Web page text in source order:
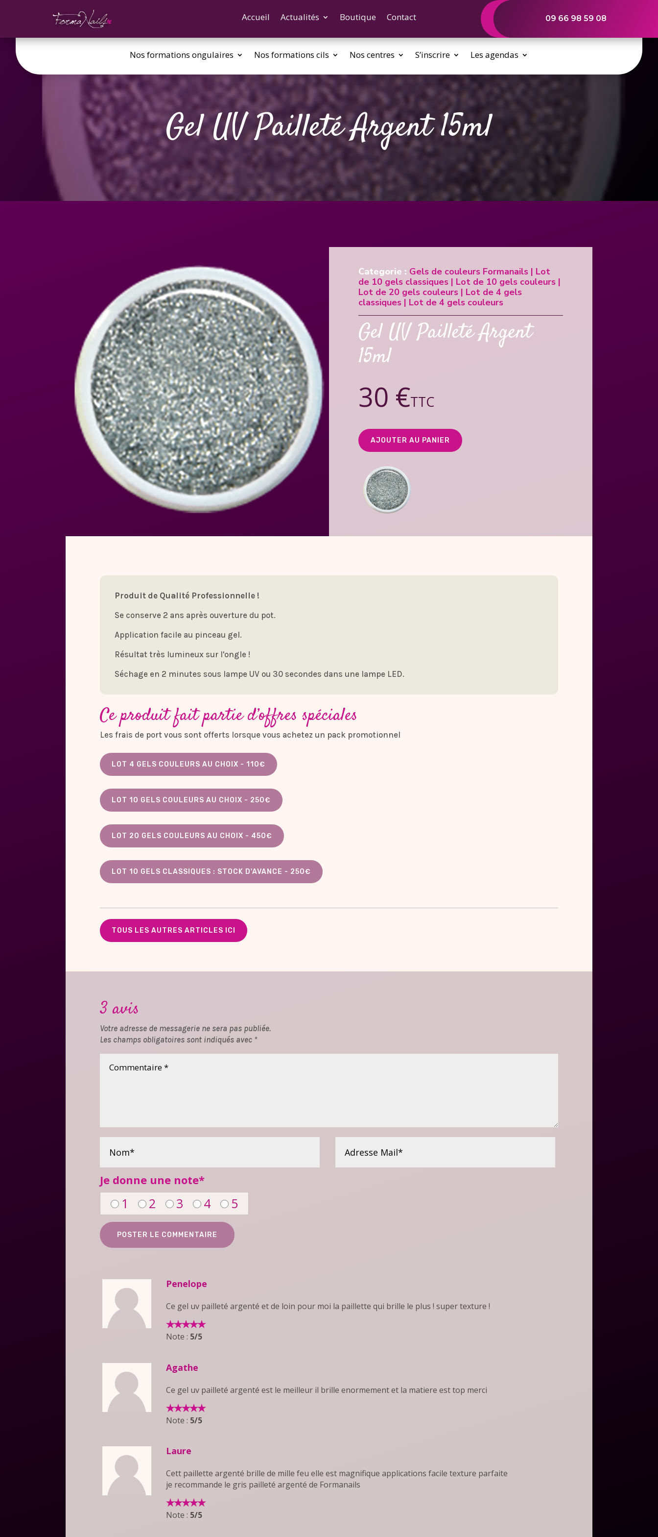
Accueil Actualités Boutique Contact 09 66 98 59 08
Nos formations ongulaires Nos formations cils Nos centres S’inscrire Les agendas
Gel UV Pailleté Argent 15ml
Categorie : Gels de couleurs Formanails | Lot
de 10 gels classiques | Lot de 10 gels couleurs |
Lot de 20 gels couleurs | Lot de 4 gels
classiques | Lot de 4 gels couleurs
Gel UV Pailleté Argent
15ml
30 €TTC
Produit de Qualité Professionnelle !
Se conserve 2 ans après ouverture du pot.
Application facile au pinceau gel.
Résultat très lumineux sur l'ongle !
Séchage en 2 minutes sous lampe UV ou 30 secondes dans une lampe LED.
Ce produit fait partie d’offres spéciales
Les frais de port vous sont offerts lorsque vous achetez un pack promotionnel
LOT 4 GELS COULEURS AU CHOIX - 110€
LOT 10 GELS COULEURS AU CHOIX - 250€
LOT 20 GELS COULEURS AU CHOIX - 450€
LOT 10 GELS CLASSIQUES : STOCK D'AVANCE - 250€
TOUS LES AUTRES ARTICLES ICI
3 avis
Votre adresse de messagerie ne sera pas publiée.
Les champs obligatoires sont indiqués avec *
Je donne une note*
1 2 3 4 5
Penelope
Ce gel uv pailleté argenté et de loin pour moi la paillette qui brille le plus ! super texture !
Note : 5/5
Agathe
Ce gel uv pailleté argenté est le meilleur il brille enormement et la matiere est top merci
Note : 5/5
Laure
Cett paillette argenté brille de mille feu elle est magnifique applications facile texture parfaite
je recommande le gris pailleté argenté de Formanails
Note : 5/5